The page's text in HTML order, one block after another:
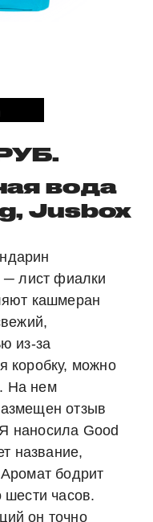
вода
Jusbox
─ лист фиалки
кашмеран
из-за
коробку, можно
На нем
отзыв
наносила Good
название,
бодрит
шести часов.
он точно